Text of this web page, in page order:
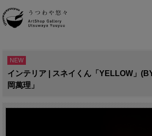
NEW
インテリア | スネイくん「YELLOW」
岡萬理」